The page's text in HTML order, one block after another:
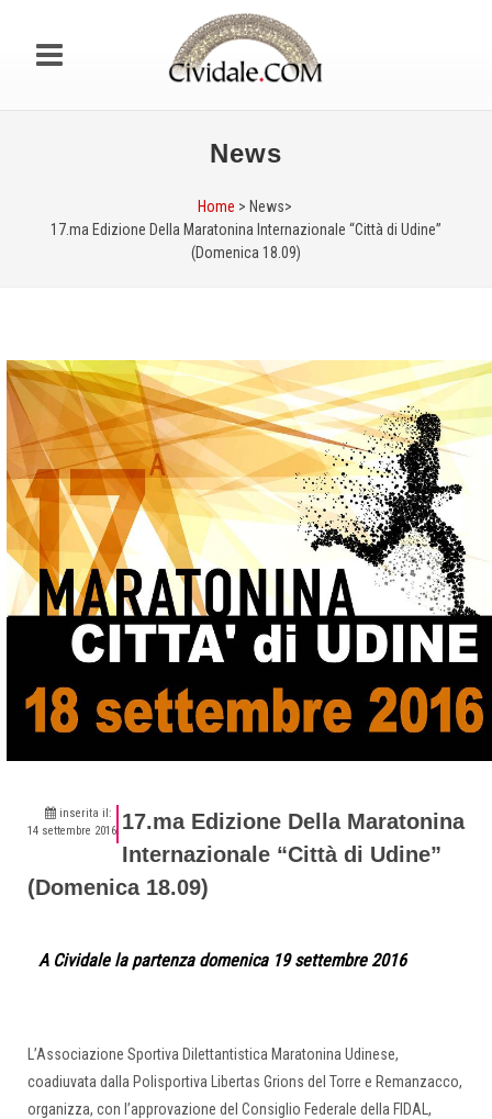
News
Home > News>
17.ma Edizione Della Maratonina Internazionale “Città di Udine”
(Domenica 18.09)
inserita il:
14 settembre 2016 17.ma Edizione Della Maratonina
Internazionale “Città di Udine”
(Domenica 18.09)
A Cividale la partenza domenica 19 settembre 2016
L’Associazione Sportiva Dilettantistica Maratonina Udinese,
coadiuvata dalla Polisportiva Libertas Grions del Torre e Remanzacco,
organizza, con l’approvazione del Consiglio Federale della FIDAL,